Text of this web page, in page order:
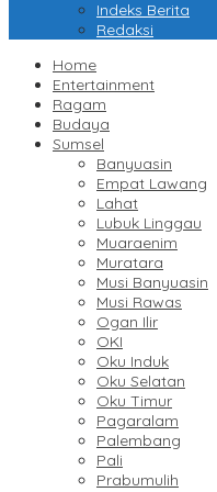
Indeks Berita
Redaksi
Home
Entertainment
Ragam
Budaya
Sumsel
Banyuasin
Empat Lawang
Lahat
Lubuk Linggau
Muaraenim
Muratara
Musi Banyuasin
Musi Rawas
Ogan Ilir
OKI
Oku Induk
Oku Selatan
Oku Timur
Pagaralam
Palembang
Pali
Prabumulih